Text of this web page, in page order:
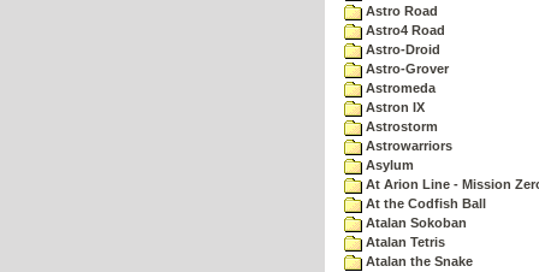
Astro Road
Astro4 Road
Astro-Droid
Astro-Grover
Astromeda
Astron IX
Astrostorm
Astrowarriors
Asylum
At Arion Line - Mission
At the Codfish Ball
Atalan Sokoban
Atalan Tetris
Atalan the Snake